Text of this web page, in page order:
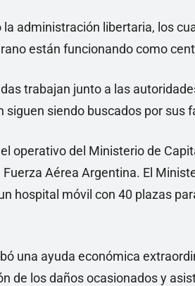
administración libertaria, los
están funcionando como
trabajan junto a las
siguen siendo buscados por sus
operativo del Ministerio de
Aérea Argentina. El
hospital móvil con 40 plazas
una ayuda económica
de los daños ocasionados y